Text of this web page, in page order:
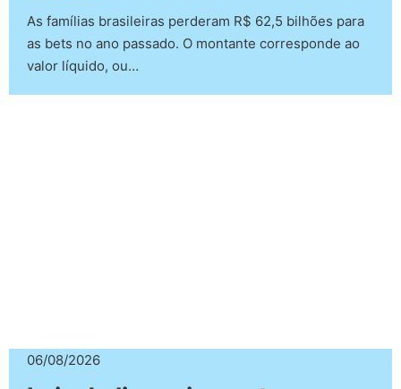
As famílias brasileiras perderam R$ 62,5 bilhões para
as bets no ano passado. O montante corresponde ao
valor líquido, ou…
06/08/2026